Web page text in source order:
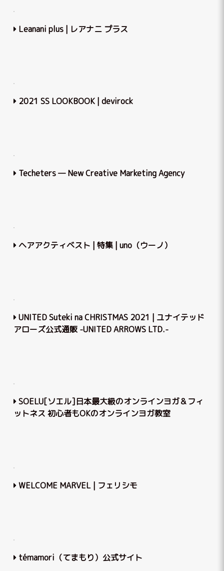
Leanani plus | レアナニ プラス
2021 SS LOOKBOOK | devirock
Techeters — New Сreative Marketing Agency
ヘアアクティベスト | 特集 | uno（ウーノ）
UNITED Suteki na CHRISTMAS 2021 | ユナイテッド
アローズ公式通販 -UNITED ARROWS LTD.-
SOELU[ソエル]日本最大級のオンラインヨガ＆フィ
ットネス 初心者もOKのオンラインヨガ教室
WELCOME MARVEL | フェリシモ
témamori（てまもり）公式サイト